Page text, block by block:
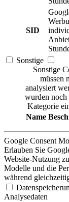
SID
Sonstige
Sonstige
müssen
analysiert
wurden noch
Kategorie
Name
Google Consent
Erlauben Sie
Website-Nutzung
Modelle und die
während
Analysedaten